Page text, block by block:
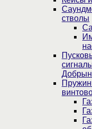
стволы